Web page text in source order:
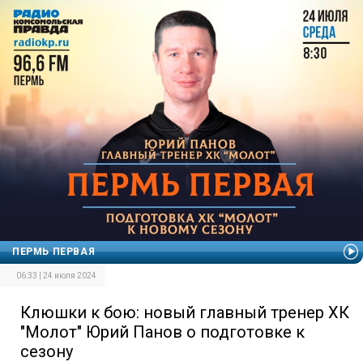
ПЕРМЬ ПЕРВАЯ
06:33 | 24 июля 2024
Клюшки к бою: новый главный тренер ХК
"Молот" Юрий Панов о подготовке к
сезону